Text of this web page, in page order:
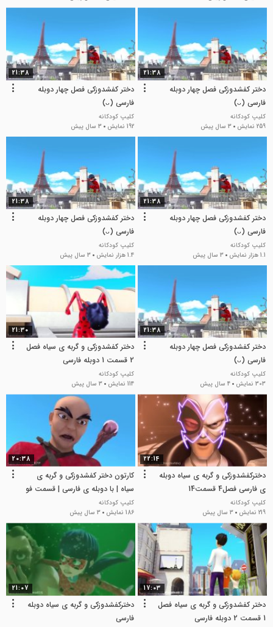
21:38
دختر کفشدوزکی فصل چهار دوبله
فارسی (ᴗ)
کلیپ کودکانه
259 نمایش
3 سال پیش
21:38
دختر کفشدوزکی فصل چهار دوبله
فارسی (ᴗ)
کلیپ کودکانه
192 نمایش
3 سال پیش
21:38
دختر کفشدوزکی فصل چهار دوبله
فارسی (ᴗ)
کلیپ کودکانه
1.1 هزار نمایش
3 سال پیش
21:38
دختر کفشدوزکی فصل چهار دوبله
فارسی (ᴗ)
کلیپ کودکانه
1.4 هزار نمایش
3 سال پیش
21:38
دختر کفشدوزکی فصل چهار دوبله
فارسی (ᴗ)
کلیپ کودکانه
303 نمایش
4 سال پیش
21:30
دختر کفشدوزکی و گربه ی سیاه فصل
2 قسمت 1 دوبله فارسی
کلیپ کودکانه
114 نمایش
3 سال پیش
22:14
دخترکفشدوزکی و گربه ی سیاه دوبله
ی فارسی فصل4 قسمت14
کلیپ کودکانه
219 نمایش
3 سال پیش
20:38
کارتون دختر کفشدوزکی و گربه ی
سیاه | با دوبله ی فارسی | قسمت فو
خشمگین
کلیپ کودکانه
186 نمایش
3 سال پیش
17:03
دختر کفشدوزکی و گربه ی سیاه فصل
1 قسمت 2 دوبله فارسی
21:07
دخترکفشدوزکی و گربه ی سیاه دوبله
فارسی